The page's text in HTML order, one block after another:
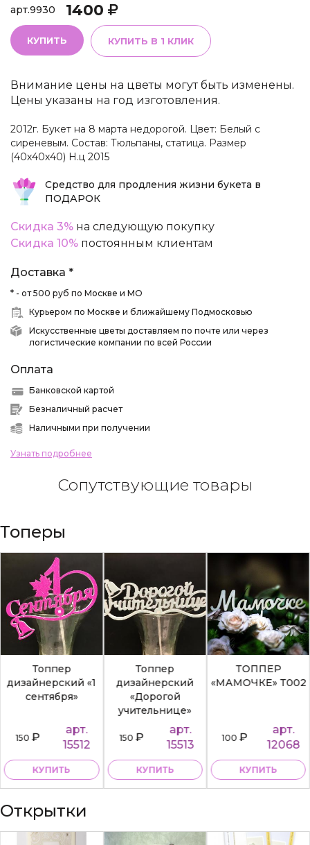
арт.9930 1400
КУПИТЬ КУПИТЬ В 1 КЛИК
Внимание цены на цветы могут быть изменены.
Цены указаны на год изготовления.
2012г. Букет на 8 марта недорогой. Цвет: Белый с
сиреневым. Состав: Тюльпаны, статица. Размер
(40х40х40) Н.ц 2015
Средство для продления жизни букета в
ПОДАРОК
Скидка 3% на следующую покупку
Скидка 10% постоянным клиентам
Доставка *
* - от 500 руб по Москве и МО
Курьером по Москве и ближайшему Подмосковью
Искусственные цветы доставляем по почте или через
логистические компании по всей России
Оплата
Банковской картой
Безналичный расчет
Наличными при получении
Узнать подробнее
Сопутствующие товары
Топеры
Топпер
дизайнерский «1
сентября»
150₽
арт.
15512
КУПИТЬ
Топпер
дизайнерский
«Дорогой
учительнице»
150₽
арт.
15513
КУПИТЬ
ТОППЕР
«МАМОЧКЕ» Т002
100₽
арт.
12068
КУПИТЬ
Открытки